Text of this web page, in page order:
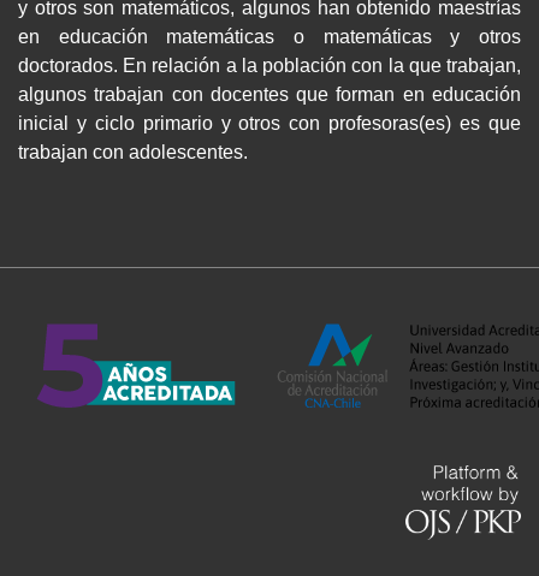
y otros son matemáticos, algunos han obtenido maestrías
en educación matemáticas o matemáticas y otros
doctorados. En relación a la población con la que trabajan,
algunos trabajan con docentes que forman en educación
inicial y ciclo primario y otros con profesoras(es) es que
trabajan con adolescentes.